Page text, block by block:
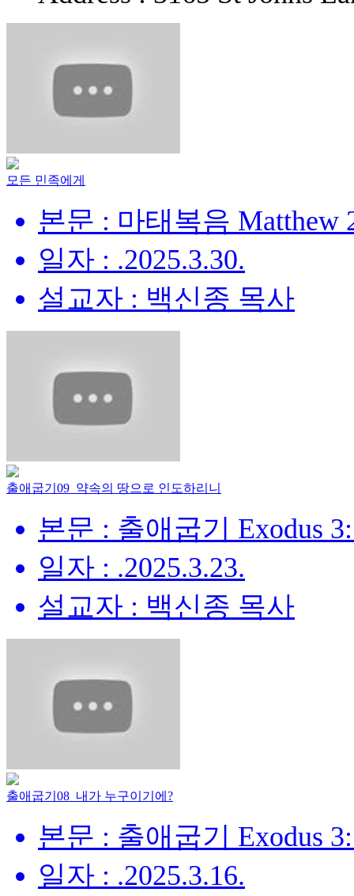
모든 민족에게
본문 : 마태복음 Matthew
일자 : .2025.3.30.
설교자 : 백신종 목사
출애굽기09_약속의 땅으로 인도하리니
본문 : 출애굽기 Exodus
일자 : .2025.3.23.
설교자 : 백신종 목사
출애굽기08_내가 누구이기에?
본문 : 출애굽기 Exodus
일자 : .2025.3.16.